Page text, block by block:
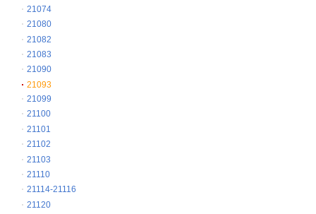
21074
21080
21082
21083
21090
21093
21099
21100
21101
21102
21103
21110
21114-21116
21120